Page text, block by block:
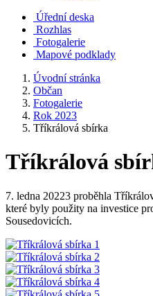
Úřední deska
Rozhlas
Fotogalerie
Mapové podklady
Úvodní stránka
Občan
Fotogalerie
Rok 2023
Tříkrálová sbírka
Tříkrálová
7. ledna 20223 proběhla
které byly použity na investice
Sousedovicích.